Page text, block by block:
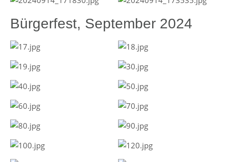
Bürgerfest, September 2024